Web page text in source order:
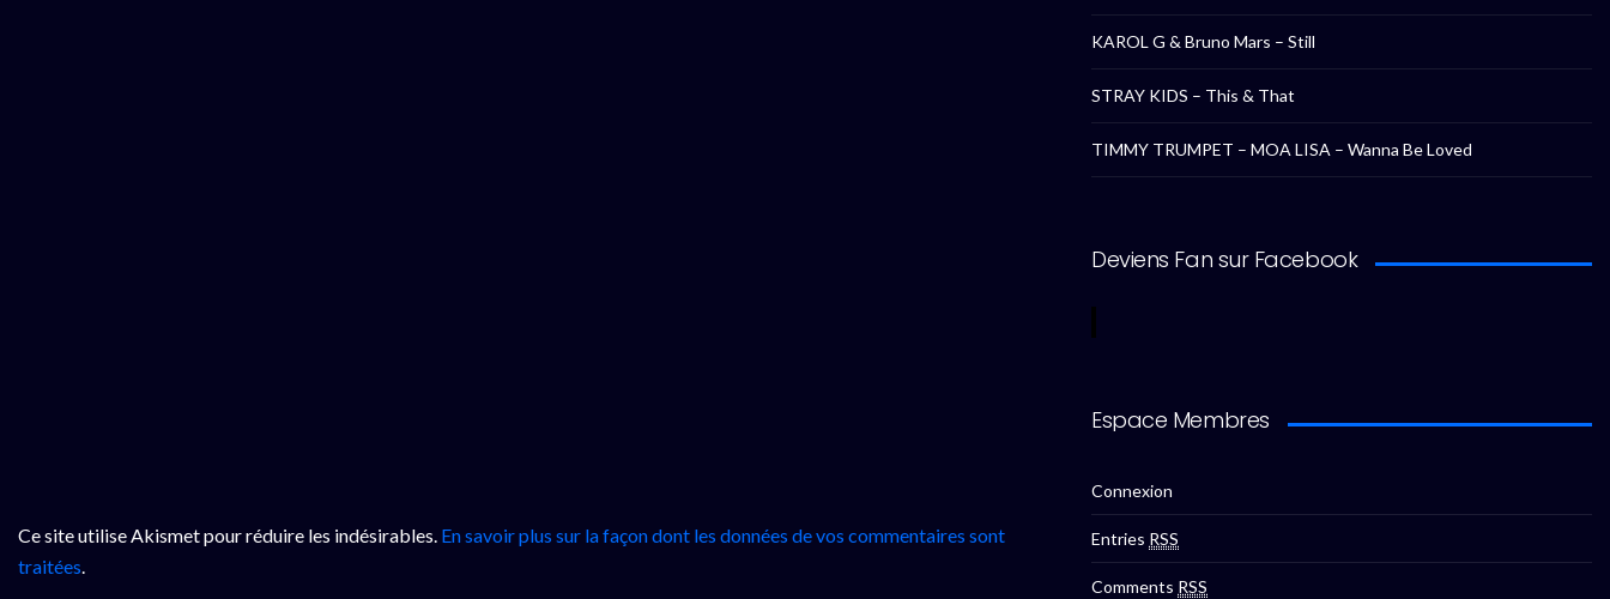
Ce site utilise Akismet pour réduire les indésirables. En savoir plus sur la façon dont les données de vos commentaires sont
traitées.
KAROL G & Bruno Mars – Still
STRAY KIDS – This & That
TIMMY TRUMPET – MOA LISA – Wanna Be Loved
Deviens Fan sur Facebook
Espace Membres
Connexion
Entries RSS
Comments RSS